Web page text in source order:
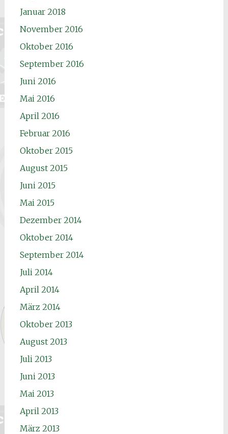
Januar 2018
November 2016
Oktober 2016
September 2016
Juni 2016
Mai 2016
April 2016
Februar 2016
Oktober 2015
August 2015
Juni 2015
Mai 2015
Dezember 2014
Oktober 2014
September 2014
Juli 2014
April 2014
März 2014
Oktober 2013
August 2013
Juli 2013
Juni 2013
Mai 2013
April 2013
März 2013